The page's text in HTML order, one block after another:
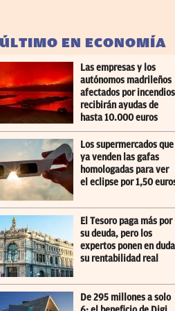
EN ECONOMÍA
Las empresas y los
autónomos madrileños
afectados por incendios
recibirán ayudas de
hasta 10.000 euros
Los supermercados que
ya venden las gafas
homologadas para ver
el eclipse por 1,50
El Tesoro paga más por
su deuda, pero los
expertos ponen en duda
su rentabilidad real
De 295 millones a solo